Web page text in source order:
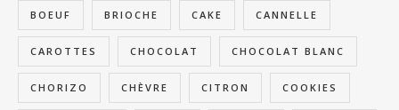
BOEUF BRIOCHE CAKE CANNELLE
CAROTTES CHOCOLAT CHOCOLAT BLANC
CHORIZO CHÈVRE CITRON COOKIES